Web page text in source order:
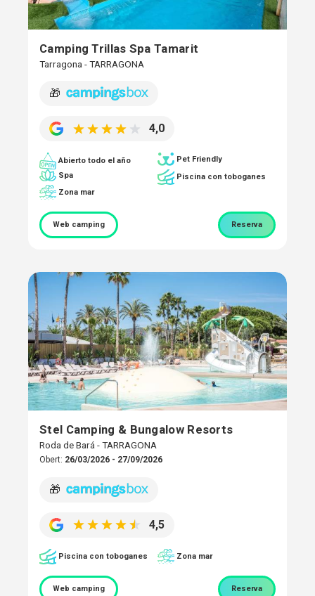
Camping Trillas Spa Tamarit
Tarragona - TARRAGONA
🎁
4,0
Abierto todo el año
Pet Friendly
Spa
Piscina con toboganes
Zona mar
Web camping Reserva
Stel Camping & Bungalow Resorts
Roda de Bará - TARRAGONA
Obert: 26/03/2026 - 27/09/2026
🎁
4,5
Piscina con toboganes Zona mar
Web camping Reserva